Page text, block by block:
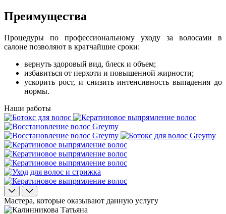
Преимущества
Процедуры по профессиональному уходу за волосами в
салоне позволяют в кратчайшие сроки:
вернуть здоровый вид, блеск и объем;
избавиться от перхоти и повышенной жирности;
ускорить рост, и снизить интенсивность выпадения до
нормы.
Наши работы
Мастера, которые оказывают данную услугу